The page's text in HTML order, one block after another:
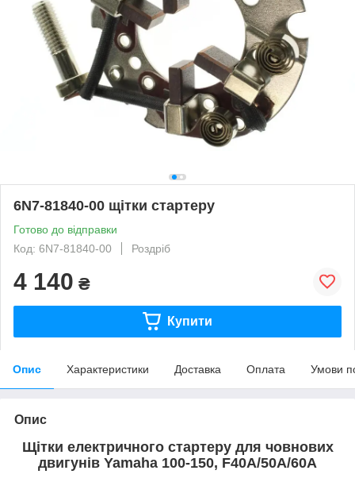
6N7-81840-00 щітки стартеру
Готово до відправки
Код: 6N7-81840-00
Роздріб
4 140 ₴
Купити
Опис Характеристики Доставка Оплата Умови
Опис
Щітки електричного стартеру для човнових
двигунів Yamaha 100-150, F40A/50A/60A